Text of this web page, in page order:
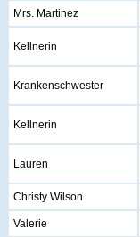
Mrs. Martinez
Kellnerin
Krankenschwester
Kellnerin
Lauren
Christy Wilson
Valerie